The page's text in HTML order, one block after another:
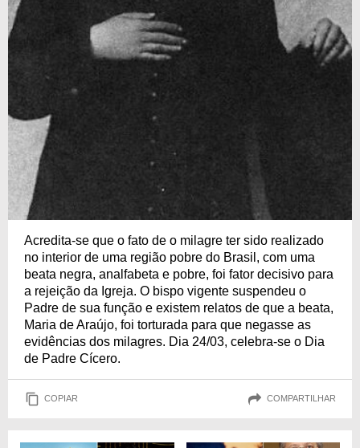
Acredita-se que o fato de o milagre ter sido realizado
no interior de uma região pobre do Brasil, com uma
beata negra, analfabeta e pobre, foi fator decisivo para
a rejeição da Igreja. O bispo vigente suspendeu o
Padre de sua função e existem relatos de que a beata,
Maria de Araújo, foi torturada para que negasse as
evidências dos milagres. Dia 24/03, celebra-se o Dia
de Padre Cícero.
COPIAR COMPARTILHAR